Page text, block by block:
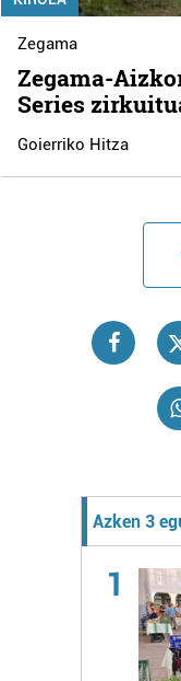
Zegama
Zegama-
Series
Goierriko Hitza
Azken 3
1